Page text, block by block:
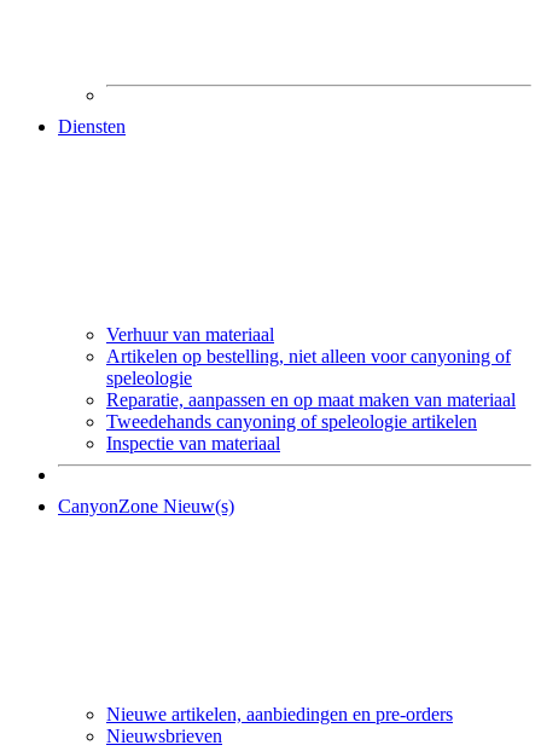
Diensten
Verhuur van materiaal
Artikelen op bestelling, niet alleen voor canyoning of
speleologie
Reparatie, aanpassen en op maat maken van materiaal
Tweedehands canyoning of speleologie artikelen
Inspectie van materiaal
CanyonZone Nieuw(s)
Nieuwe artikelen, aanbiedingen en pre-orders
Nieuwsbrieven